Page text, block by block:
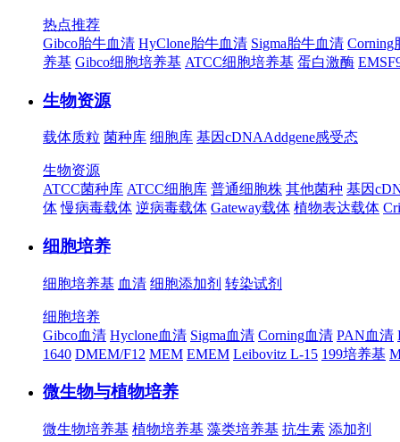
热点推荐
Gibco胎牛血清 HyClone胎牛血清 Sigma胎牛血清 Corning
养基 Gibco细胞培养基 ATCC细胞培养基 蛋白激酶
生物资源
载体质粒 菌种库 细胞库 基因cDNAAddgene感受态
生物资源
ATCC菌种库 ATCC细胞库 普通细胞株 其他菌种 基因
体 慢病毒载体 逆病毒载体 Gateway载体 植物表达载体
细胞培养
细胞培养基 血清 细胞添加剂 转染试剂
细胞培养
Gibco血清 Hyclone血清 Sigma血清 Corning血清 PAN血清
1640 DMEM/F12 MEM EMEM Leibovitz L-15 199培养基
微生物与植物培养
微生物培养基 植物培养基 藻类培养基 抗生素 添加剂